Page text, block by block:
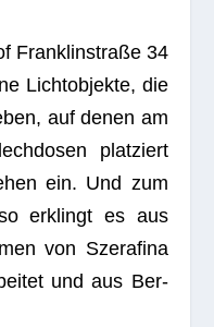
Fran­k­lin­straße 34
Licht­ob­jekte, die
auf denen am
plat­ziert
ein. Und zum
erklingt es aus
von Sze­ra­fina
und aus Ber­